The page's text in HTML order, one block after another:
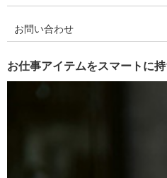
お問い合わせ
お仕事アイテムをスマートに